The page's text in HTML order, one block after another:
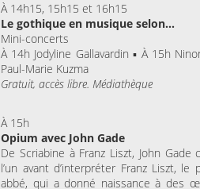
À 14h15, 15h15 et 16h15
Le gothique en musique selon...
Mini-concerts
À 14h Jodyline Gallavardin ▪ À 15h
Paul-Marie Kuzma
Gratuit, accès libre. Médiathèque
À 15h
Opium avec John Gade
De Scriabine à Franz Liszt, John
l’un avant d’interpréter Franz Liszt,
abbé, qui a donné naissance à des